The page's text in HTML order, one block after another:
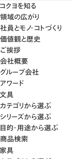
コクヨを知る
領域の広がり
社員とモノ・コトづくり
価値観と歴史
ご挨拶
会社概要
グループ会社
アワード
文具
カテゴリから選ぶ
シリーズから選ぶ
目的・用途から選ぶ
商品検索
家具